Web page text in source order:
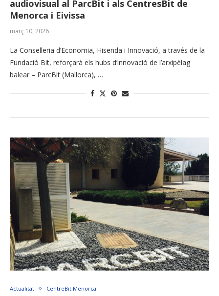
audiovisual al ParcBit i als CentresBit de
Menorca i Eivissa
març 10, 2026
La Conselleria d’Economia, Hisenda i Innovació, a través de la
Fundació Bit, reforçarà els hubs d’innovació de l’arxipèlag
balear – ParcBit (Mallorca), …
Actualitat CentreBit Menorca